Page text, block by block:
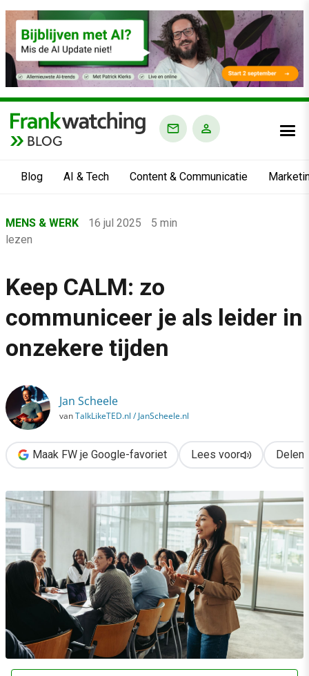
BLOG
Blog AI & Tech Content & Communicatie
›
Mens & Werk
›
Keep CALM: zo communiceer je als leider in onzekere tijden
MENS & WERK 16 jul 2025
5 min
lezen
Keep CALM: zo
communiceer je als leider in
onzekere tijden
Jan Scheele
vanTalkLikeTED.nl / JanScheele.nl
Maak FW je Google-favoriet Lees voor Delen